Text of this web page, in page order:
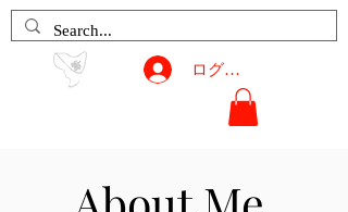
ログイン